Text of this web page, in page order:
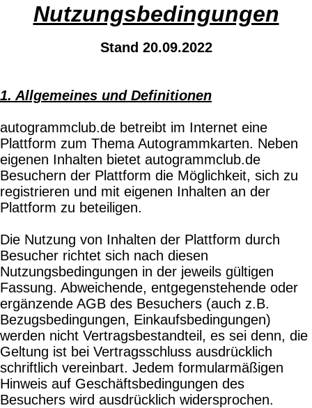
Nutzungsbedingungen
Stand 20.09.2022
1. Allgemeines und Definitionen
autogrammclub.de betreibt im Internet eine
Plattform zum Thema Autogrammkarten. Neben
eigenen Inhalten bietet autogrammclub.de
Besuchern der Plattform die Möglichkeit, sich zu
registrieren und mit eigenen Inhalten an der
Plattform zu beteiligen.
Die Nutzung von Inhalten der Plattform durch
Besucher richtet sich nach diesen
Nutzungsbedingungen in der jeweils gültigen
Fassung. Abweichende, entgegenstehende oder
ergänzende AGB des Besuchers (auch z.B.
Bezugsbedingungen, Einkaufsbedingungen)
werden nicht Vertragsbestandteil, es sei denn, die
Geltung ist bei Vertragsschluss ausdrücklich
schriftlich vereinbart. Jedem formularmäßigen
Hinweis auf Geschäftsbedingungen des
Besuchers wird ausdrücklich widersprochen.